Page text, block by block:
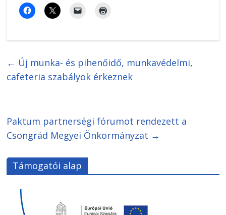
← Új munka- és pihenőidő, munkavédelmi,
cafeteria szabályok érkeznek
Paktum partnerségi fórumot rendezett a
Csongrád Megyei Önkormányzat →
Támogatói alap